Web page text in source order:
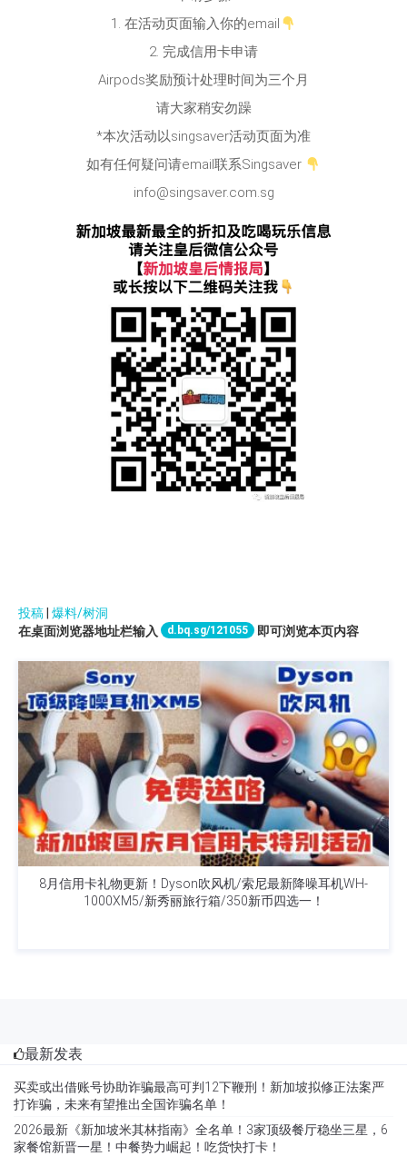
1. 在活动页面输入你的email
2. 完成信用卡申请
Airpods奖励预计处理时间为三个月
请大家稍安勿躁
*本次活动以singsaver活动页面为准
如有任何疑问请email联系Singsaver
info@singsaver.com.sg
投稿 爆料/树洞
在桌面浏览器地址栏输入
d.bq.sg/121055 即可浏览本页内容
8月信用卡礼物更新！Dyson吹风机/索尼最新降噪耳机WH-
1000XM5/新秀丽旅行箱/350新币四选一！
最新发表
买卖或出借账号协助诈骗最高可判12下鞭刑！新加坡拟修正法案严
打诈骗，未来有望推出全国诈骗名单！
2026最新《新加坡米其林指南》全名单！3家顶级餐厅稳坐三星，6
家餐馆新晋一星！中餐势力崛起！吃货快打卡！